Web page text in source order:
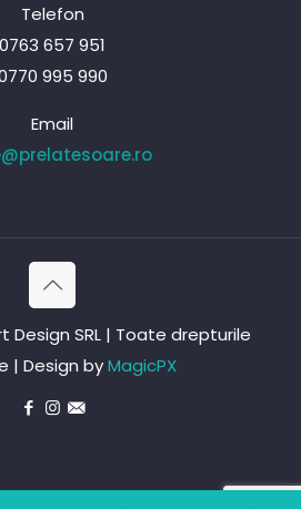
Telefon
0763 657 951
995 990
Email
Design SRL | Toate drepturile
| Design byMagicPX